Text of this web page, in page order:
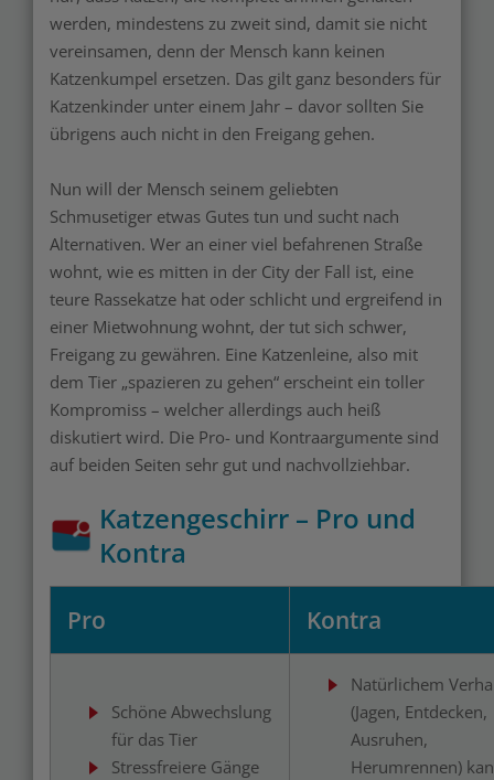
werden, mindestens zu zweit sind, damit sie nicht
vereinsamen, denn der Mensch kann keinen
Katzenkumpel ersetzen. Das gilt ganz besonders für
Katzenkinder unter einem Jahr – davor sollten Sie
übrigens auch nicht in den Freigang gehen.
Nun will der Mensch seinem geliebten
Schmusetiger etwas Gutes tun und sucht nach
Alternativen. Wer an einer viel befahrenen Straße
wohnt, wie es mitten in der City der Fall ist, eine
teure Rassekatze hat oder schlicht und ergreifend in
einer Mietwohnung wohnt, der tut sich schwer,
Freigang zu gewähren. Eine Katzenleine, also mit
dem Tier „spazieren zu gehen“ erscheint ein toller
Kompromiss – welcher allerdings auch heiß
diskutiert wird. Die Pro- und Kontraargumente sind
auf beiden Seiten sehr gut und nachvollziehbar.
Katzengeschirr – Pro und
Kontra
Pro Kontra
Schöne Abwechslung
für das Tier
Stressfreiere Gänge
Natürlichem
(Jagen, Entdecken,
Ausruhen,
Herumrennen)